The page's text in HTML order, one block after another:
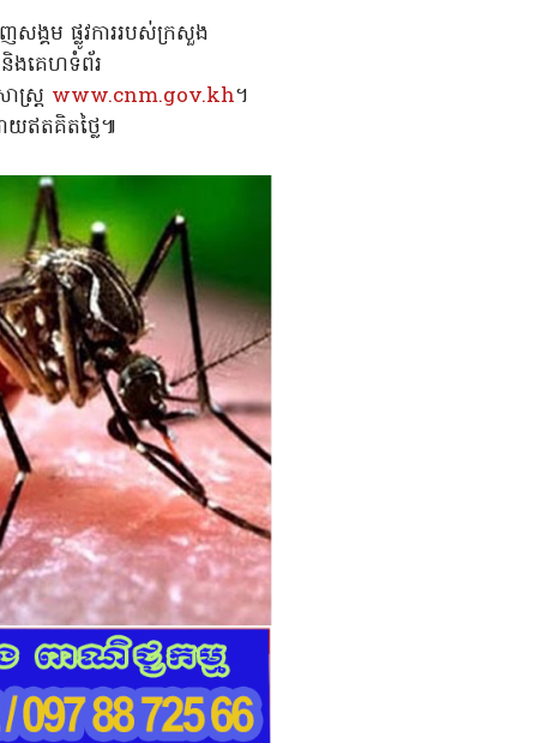
ង្គម ផ្លូវការរបស់ក្រសួង
និងគេហទំព័រ
ស្ត្រ www.cnm.gov.kh។
ឥតគិតថ្លៃ៕